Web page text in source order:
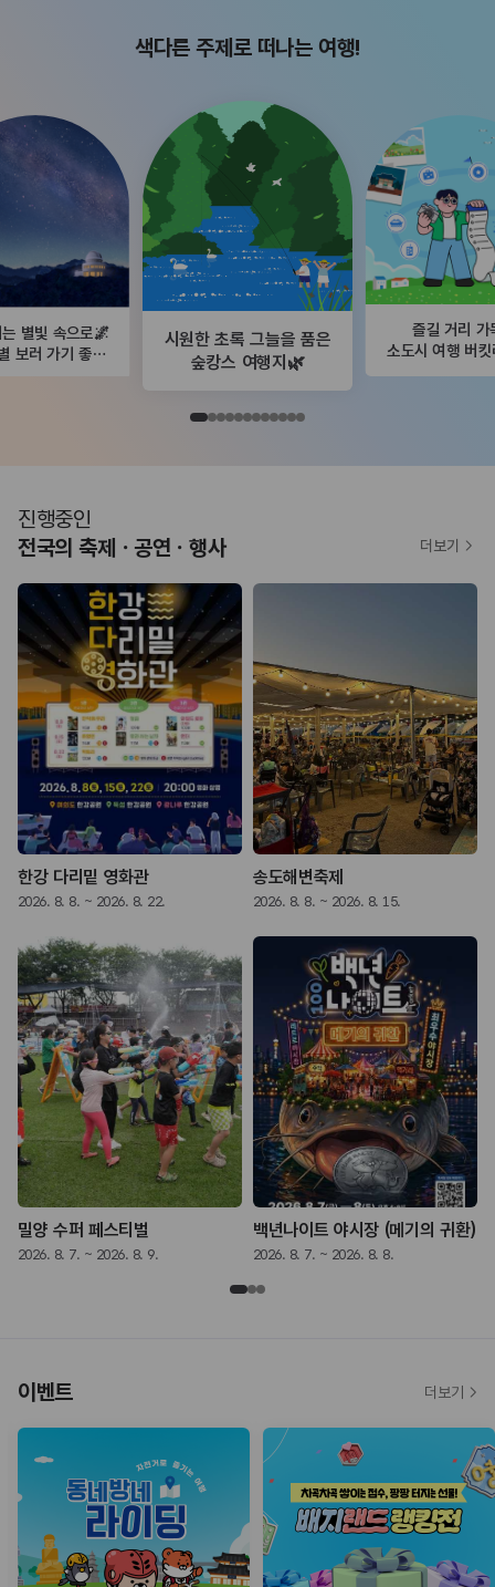
색다른 주제로 떠나는 여행!
별빛 속으로🌌
보러 가기 좋은
시원한 초록 그늘을 품은
숲캉스 여행지🌿
즐길 거리 가
소도시 여행 버킷
진행중인
전국의 축제ㆍ공연ㆍ행사
한강 다리밑 영화관
2026. 8. 8. ~ 2026. 8. 22.
송도해변축제
2026. 8. 8. ~ 2026. 8. 15.
밀양 수퍼 페스티벌
2026. 8. 7. ~ 2026. 8. 9.
백년나이트 야시장 (메기의 귀환)
2026. 8. 7. ~ 2026. 8. 8.
더보기
이벤트 더보기